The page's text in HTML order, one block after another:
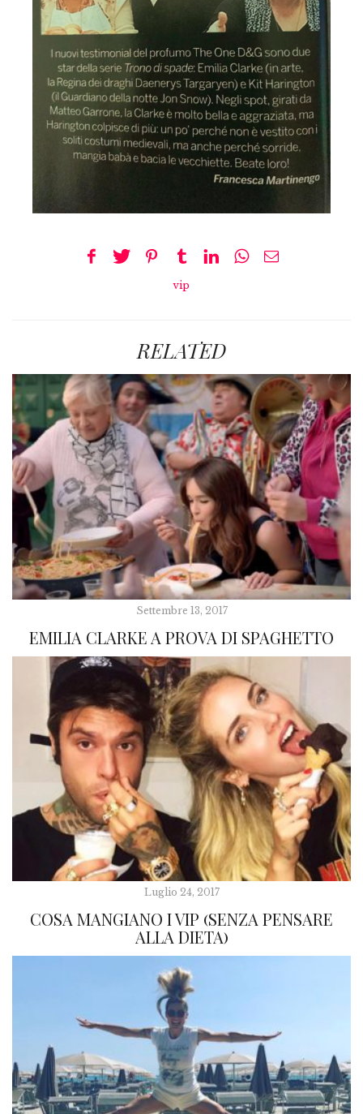
vip
RELATED
Settembre 13, 2017
EMILIA CLARKE A PROVA DI SPAGHETTO
Luglio 24, 2017
COSA MANGIANO I VIP (SENZA PENSARE
ALLA DIETA)